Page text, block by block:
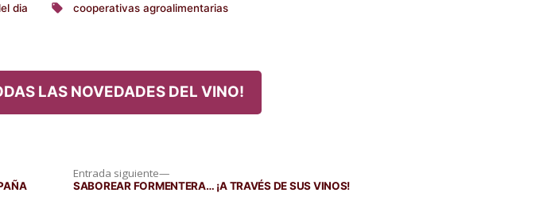
dia
Etiquetas:
cooperativas agroalimentarias
LAS NOVEDADES DEL VINO!
Entrada siguiente
Entrada
siguiente:
SABOREAR FORMENTERA… ¡A TRAVÉS DE SUS VINOS!